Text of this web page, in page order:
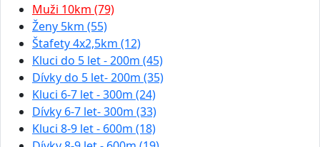
Muži 10km (79)
Ženy 5km (55)
Štafety 4x2,5km (12)
Kluci do 5 let - 200m (45)
Dívky do 5 let- 200m (35)
Kluci 6-7 let - 300m (24)
Dívky 6-7 let- 300m (33)
Kluci 8-9 let - 600m (18)